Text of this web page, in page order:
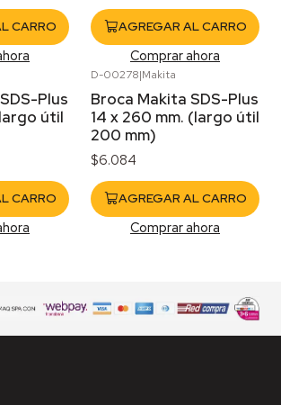
CARRO AGREGAR AL CARRO
Comprar ahora
Plus
útil
CARRO
D-00278|Makita
Broca Makita SDS-Plus
14 x 260 mm. (largo útil
200 mm)
$6.084
AGREGAR AL CARRO
Comprar ahora